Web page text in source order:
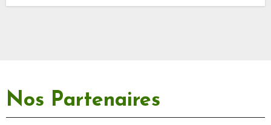
Nos Partenaires